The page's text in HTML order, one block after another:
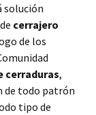
solución
cerrajero
de los
cerraduras,
de todo patrón
tipo de